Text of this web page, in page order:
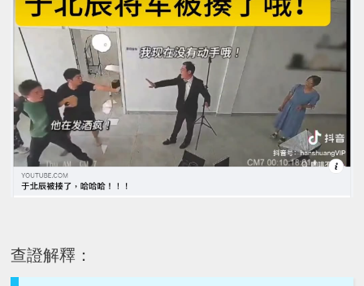
查證解釋：